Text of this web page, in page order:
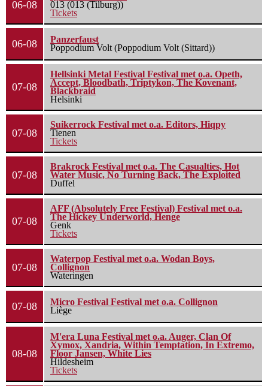
06-08
013 (013 (Tilburg))
Tickets
06-08
Panzerfaust
Poppodium Volt (Poppodium Volt (Sittard))
07-08
Hellsinki Metal Festival Festival met o.a. Opeth,
Accept, Bloodbath, Triptykon, The Kovenant,
Blackbraid
Helsinki
07-08
Suikerrock Festival met o.a. Editors, Hiqpy
Tienen
Tickets
07-08
Brakrock Festival met o.a. The Casualties, Hot
Water Music, No Turning Back, The Exploited
Duffel
07-08
AFF (Absolutely Free Festival) Festival met o.a.
The Hickey Underworld, Henge
Genk
Tickets
07-08
Waterpop Festival met o.a. Wodan Boys,
Collignon
Wateringen
07-08
Micro Festival Festival met o.a. Collignon
Liège
08-08
M'era Luna Festival met o.a. Auger, Clan Of
Xymox, Xandria, Within Temptation, In Extremo,
Floor Jansen, White Lies
Hildesheim
Tickets